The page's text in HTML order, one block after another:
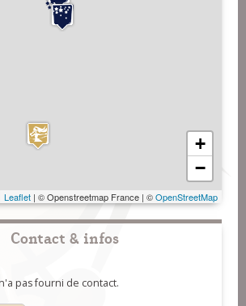
+
−
Leaflet | © Openstreetmap France | ©OpenStreetMap
Contact & infos
pas fourni de contact.